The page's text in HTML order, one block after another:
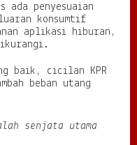
penyesuaian
konsumtif
aplikasi hiburan,
baik, cicilan KPR
beban utang
senjata utama